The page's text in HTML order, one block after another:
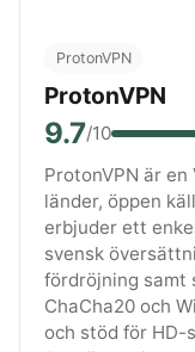
ProtonVPN
ProtonVPN
9.7/10
ProtonVPN är
länder, öppen
erbjuder ett
svensk
fördröjning samt
ChaCha20 och
och stöd för HD-